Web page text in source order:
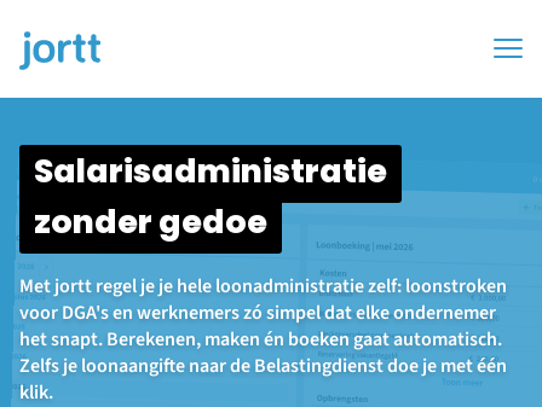
Salarisadministratie
zonder gedoe
Met jortt regel je je hele loonadministratie zelf: loonstroken
voor DGA's en werknemers zó simpel dat elke ondernemer
het snapt. Berekenen, maken én boeken gaat automatisch.
Zelfs je loonaangifte naar de Belastingdienst doe je met één
klik.